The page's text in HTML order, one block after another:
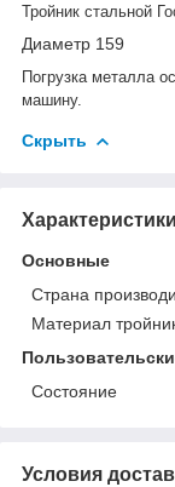
Тройник стальной
Диаметр 159
Погрузка металла
машину.
Скрыть
Характеристики
Основные
Страна
Материал
Состояние
Условия